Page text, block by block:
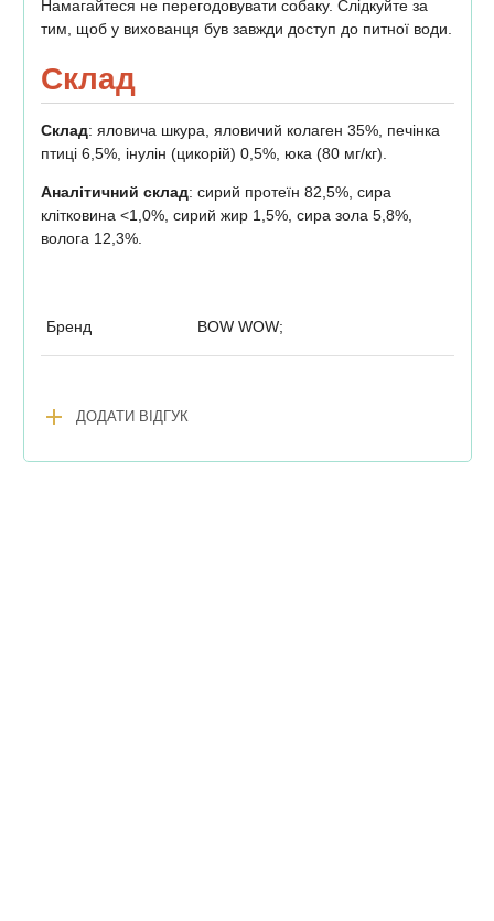
Намагайтеся не перегодовувати собаку. Слідкуйте за
тим, щоб у вихованця був завжди доступ до питної води.
Склад
Склад: яловича шкура, яловичий колаген 35%, печінка
птиці 6,5%, інулін (цикорій) 0,5%, юка (80 мг/кг).
Аналітичний склад: сирий протеїн 82,5%, сира
клітковина <1,0%, сирий жир 1,5%, сира зола 5,8%,
волога 12,3%.
Бренд BOW WOW;
add ДОДАТИ ВІДГУК